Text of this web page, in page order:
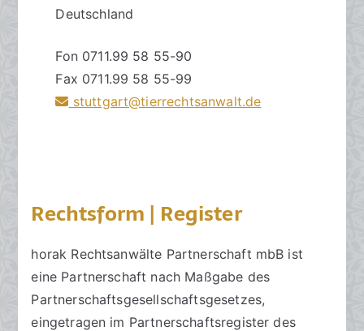
Deutschland
Fon 0711.99 58 55-90
Fax 0711.99 58 55-99
stuttgart@tierrechtsanwalt.de
Rechtsform | Register
horak Rechtsanwälte Partnerschaft mbB ist
eine Partnerschaft nach Maßgabe des
Partnerschaftsgesellschaftsgesetzes,
eingetragen im Partnerschaftsregister des